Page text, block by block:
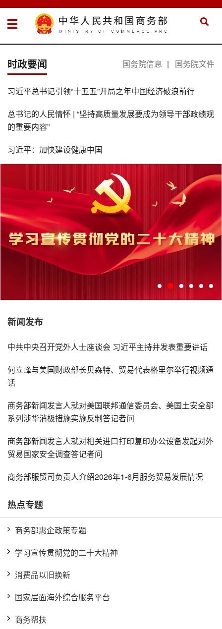
时政要闻 国务院信息 | 国务院文件
习近平总书记引领“十五五”开局之年中国经济破浪前行
总书记的人民情怀 | “坚持高质量发展要成为领导干部政绩观
的重要内容”
习近平：加快建设健康中国
学习宣传贯彻党的二十大精神
新闻发布
中共中央召开党外人士座谈会 习近平主持并发表重要讲话
何立峰与美国财政部长贝森特、贸易代表格里尔举行视频通
话
商务部新闻发言人就对美国联邦通信委员会、美国土安全部
系列涉华消极措施实施反制答记者问
商务部新闻发言人就对相关进口打印复印办公设备发起对外
贸易国家安全调查答记者问
商务部服贸司负责人介绍2026年1-6月服务贸易发展情况
热点专题
商务部惠企政策专题
学习宣传贯彻党的二十大精神
消费品以旧换新
国家层面海外综合服务平台
商务帮扶